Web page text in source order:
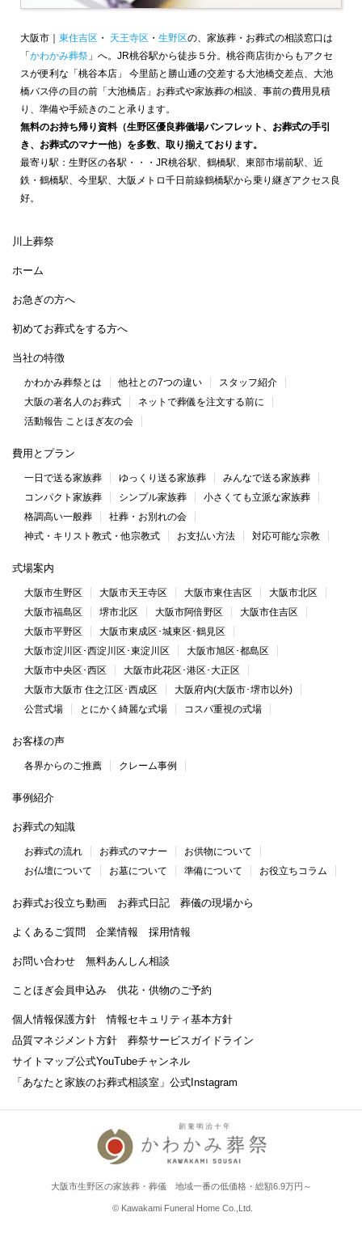
大阪市｜ 東住吉区 ・ 天王寺区 ・ 生野区の、家族葬・お葬式の相談窓口は
「かわかみ葬祭 」へ。JR桃谷駅から徒歩５分。桃谷商店街からもアクセ
スが便利な「桃谷本店」 今里筋と勝山通の交差する大池橋交差点、大池
橋バス停の目の前「大池橋店」お葬式や家族葬の相談、事前の費用見積
り、準備や手続きのこと承ります。
無料のお持ち帰り資料（生野区優良葬儀場パンフレット、お葬式の手引
き、お葬式のマナー他）を多数、取り揃えております。
最寄り駅：生野区の各駅・・・JR桃谷駅、鶴橋駅、東部市場前駅、近
鉄・鶴橋駅、今里駅、大阪メトロ千日前線鶴橋駅から乗り継ぎアクセス良
好。
川上葬祭
ホーム
お急ぎの方へ
初めてお葬式をする方へ
当社の特徴
かわかみ葬祭とは 他社との7つの違い
スタッフ紹介
大阪の著名人のお葬式
ネットで葬儀を注文する前に
活動報告 ことほぎ友の会
費用とプラン
一日で送る家族葬 ゆっくり送る家族葬
みんなで送る家族葬
コンパクト家族葬
シンプル家族葬
小さくても立派な家族葬
格調高い一般葬
社葬・お別れの会
神式・キリスト教式・他宗教式
お支払い方法 対応可能な宗教
式場案内
大阪市生野区 大阪市天王寺区 大阪市東住吉区
大阪市北区
大阪市福島区
堺市北区 大阪市阿倍野区
大阪市住吉区
大阪市平野区
大阪市東成区･城東区･鶴見区
大阪市淀川区･西淀川区･東淀川区
大阪市旭区･都島区
大阪市中央区･西区
大阪市此花区･港区･大正区
大阪市大阪市 住之江区･西成区
大阪府内(大阪市･堺市以外)
公営式場
とにかく綺麗な式場 コスパ重視の式場
お客様の声
各界からのご推薦 クレーム事例
事例紹介
お葬式の知識
お葬式の流れ お葬式のマナー
お供物について
お仏壇について
お墓について 準備について お役立ちコラム
お葬式お役立ち動画 お葬式日記 葬儀の現場から
よくあるご質問 企業情報 採用情報
お問い合わせ 無料あんしん相談
ことほぎ会員申込み 供花・供物のご予約
個人情報保護方針
情報セキュリティ基本方針
品質マネジメント方針
葬祭サービスガイドライン
サイトマップ公式YouTubeチャンネル
「あなたと家族のお葬式相談室」 公式Instagram
大阪市生野区の家族葬・葬儀 地域一番の低価格・総額6.9万円～
© Kawakami Funeral Home Co.,Ltd.